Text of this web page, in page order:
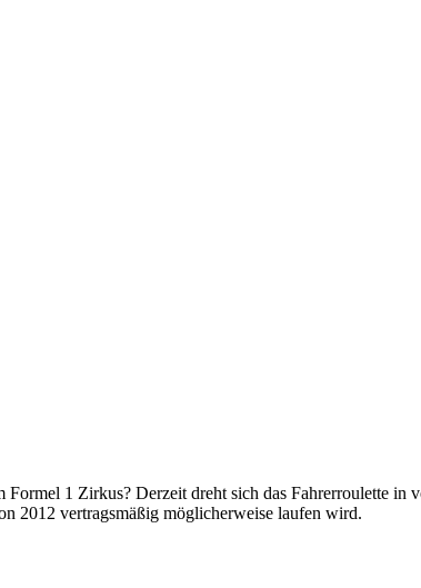
1 Zirkus? Derzeit dreht sich das Fahrerroulette in
2012 vertragsmäßig möglicherweise laufen wird.